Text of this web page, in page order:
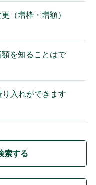
（増枠・増額）
額を知ることはで
り入れができます
索する